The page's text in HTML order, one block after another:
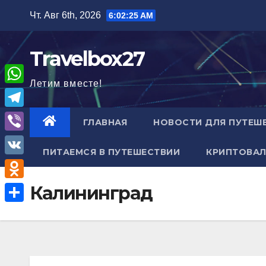
содержимому
Чт. Авг 6th, 2026 6:02:26 AM
Travelbox27
Летим вместе!
ГЛАВНАЯ НОВОСТИ ДЛЯ
ПИТАЕМСЯ В ПУТЕШЕСТВИИ
Калининград
W
h
a
A
T
e
l
e
g
V
i
b
e
V
K
O